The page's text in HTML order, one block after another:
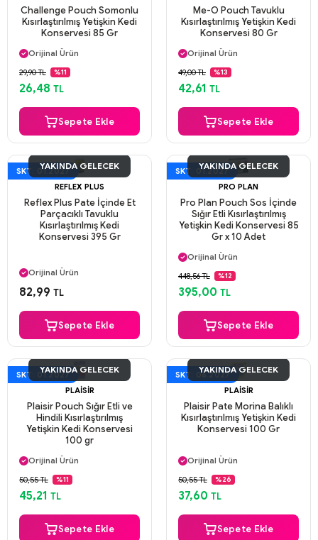
Challenge Pouch Somonlu
Kısırlaştırılmış Yetişkin Kedi
Konservesi 85 Gr
Aynı Gün Kargo
Orijinal Ürün
Güvenli Ödeme
Aynı Gün Kargo
29,90 TL %11
26,48 TL
Sepete Ekle
Me-O Pouch Tavuklu
Kısırlaştırılmış Yetişkin Kedi
Konservesi 80 Gr
Aynı Gün Kargo
Orijinal Ürün
Güvenli Ödeme
Aynı Gün Kargo
49,00 TL %13
42,61 TL
Sepete Ekle
SKT: 01.2027
YAKINDA GELECEK
REFLEX PLUS
Reflex Plus Pate İçinde Et
Parçacıklı Tavuklu
Kısırlaştırılmış Kedi
Konservesi 395 Gr
Orijinal Ürün
Güvenli Ödeme
82,99 TL
Sepete Ekle
SKT: 01.2027
YAKINDA GELECEK
PRO PLAN
Pro Plan Pouch Sos İçinde
Sığır Etli Kısırlaştırılmış
Yetişkin Kedi Konservesi 85
Gr x 10 Adet
Aynı Gün Kargo
Orijinal Ürün
Güvenli Ödeme
Aynı Gün Kargo
448,56 TL %12
395,00 TL
Sepete Ekle
SKT: 01.2027
YAKINDA GELECEK
PLAISIR
Plaisir Pouch Sığır Etli ve
Hindili Kısırlaştırılmış
Yetişkin Kedi Konservesi
100 gr
Aynı Gün Kargo
Orijinal Ürün
Güvenli Ödeme
Aynı Gün Kargo
50,55 TL %11
45,21 TL
Sepete Ekle
SKT: 06.2027
YAKINDA GELECEK
PLAISIR
Plaisir Pate Morina Balıklı
Kısırlaştırılmış Yetişkin Kedi
Konservesi 100 Gr
Orijinal Ürün
Güvenli Ödeme
Aynı Gün Kargo
50,55 TL %26
37,60 TL
Sepete Ekle